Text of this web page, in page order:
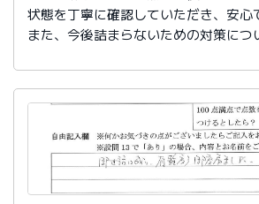
状態を丁寧に確認していただき、安心
また、今後詰まらないための対策につ
ありがとうございました。